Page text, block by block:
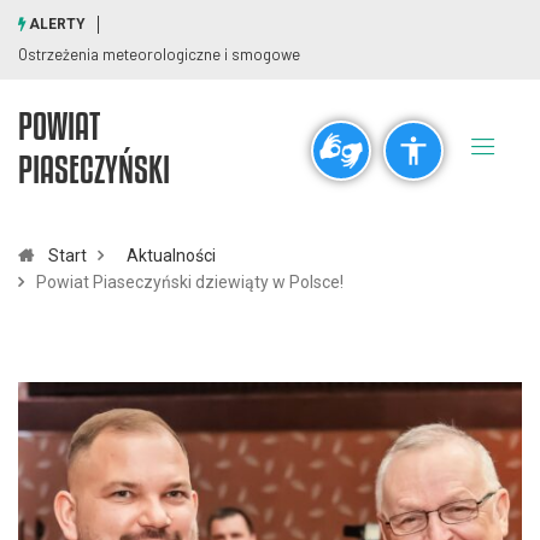
visibility_off title
Rozdzielczość
Czcionki
remove_circle_outline add_circle_outline
ALERTY
Ostrzeżenia meteorologiczne i smogowe
POWIAT
PIASECZYŃSKI
Start
Aktualności
Powiat Piaseczyński dziewiąty w Polsce!